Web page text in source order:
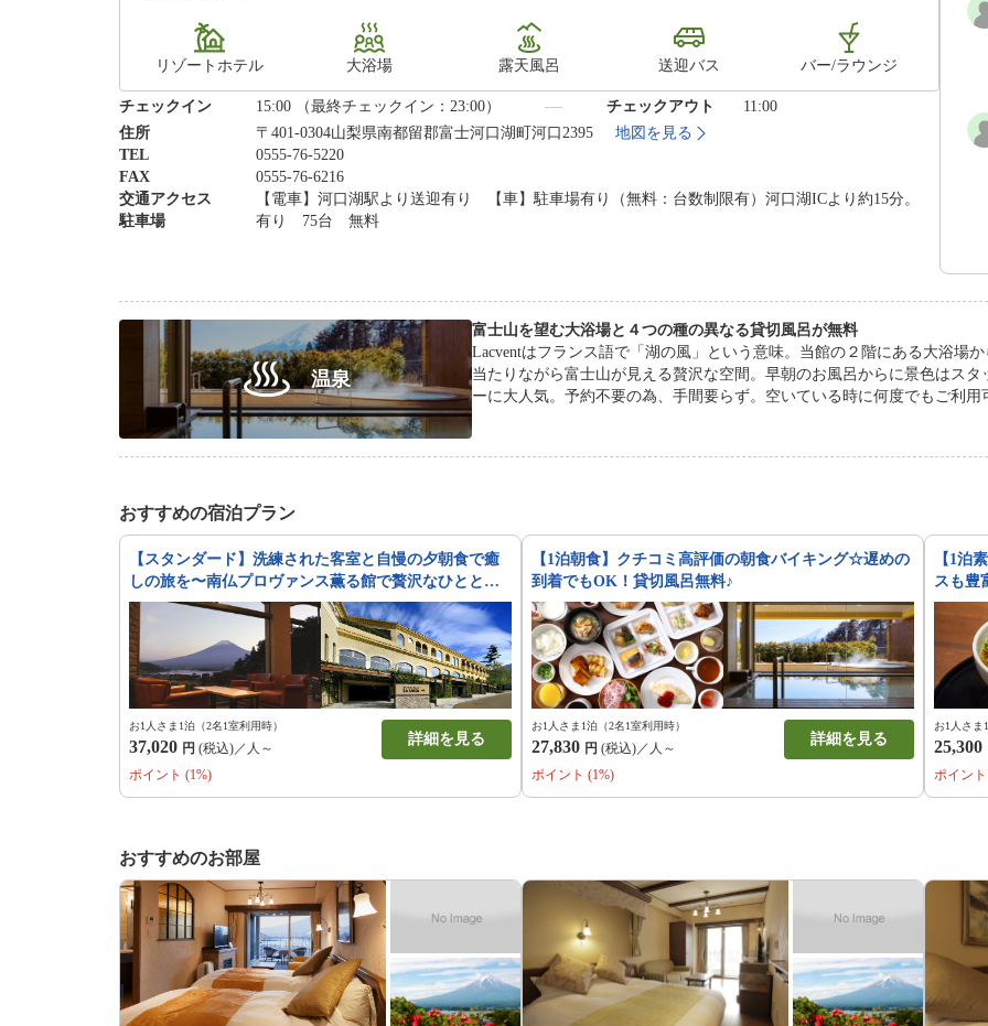
リゾートホテル 大浴場 露天風呂 送迎バス バー/ラウンジ
チェックイン 15:00 （最終チェックイン：23:00） チェックアウト
11:00
住所
〒401-0304山梨県南都留郡富士河口湖町河口2395
地図を見る
TEL
0555-76-5220
FAX
0555-76-6216
交通アクセス
【電車】河口湖駅より送迎有り 【車】駐車場有り（無料：台数制限有）河口湖ICより約15分。
駐車場
有り 75台 無料
温泉
富士山を望む大浴場と４つの種の異なる貸切風呂が無料
Lacventはフランス語で「湖の風」という意味。当館の２階にある大浴場
当たりながら富士山が見える贅沢な空間。早朝のお風呂からに景色はス
ーに大人気。予約不要の為、手間要らず。空いている時に何度でもご利
おすすめの宿泊プラン
【スタンダード】洗練された客室と自慢の夕朝食で癒
しの旅を〜南仏プロヴァンス薫る館で贅沢なひとと
き〜
お1人さま1泊（2名1室利用時）
37,020 円 (税込)／人～
詳細を見る
ポイント (1%)
【1泊朝食】クチコミ高評価の朝食バイキング☆遅めの
到着でもOK！貸切風呂無料♪
お1人さま1泊（2名1室利用時）
27,830 円 (税込)／人～
詳細を見る
ポイント (1%)
【1泊
スも豊
お1人さま
25,300
ポイン
おすすめのお部屋